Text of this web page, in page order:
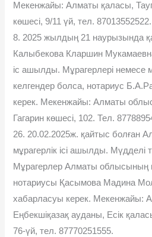
Мекенжайы: Алматы қаласы,
көшесі, 9/11 үй, тел. 87013552522.
8. 2025 жылдың 21 наурызында
Калыбекова Кларшин
іс ашылды. Мұрагерлері немесе
келгендер болса, нотариус
керек. Мекенжайы: Алматы
Гагарин көшесі, 102. Тел.
26. 20.02.2025ж. қайтыс болған
мұрагерлік ісі ашылды. Мүдделі
Мұрагерлер Алматы облысының
нотариусы Қасымова Мадина
хабарласуы керек. Мекенжайы:
Еңбекшіқазақ ауданы, Есік
76-үй, тел. 87770251555.